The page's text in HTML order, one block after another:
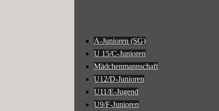
A-Junioren (SG)
U 15/C-Junioren
Mädchenmannschaft
U12/D-Junioren
U11/E-Jugend
U9/F-Junioren